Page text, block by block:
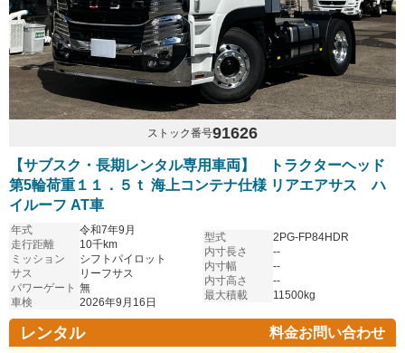
ストック番号91626
【サブスク・長期レンタル専用車両】 トラクターヘッド
第5輪荷重１１．５ｔ 海上コンテナ仕様 リアエアサス ハ
イルーフ AT車
年式
令和7年9月
走行距離
10千km
ミッション
シフトパイロット
サス
リーフサス
パワーゲート 無
車検
2026年9月16日
型式
2PG-FP84HDR
内寸長さ
--
内寸幅
--
内寸高さ
--
最大積載
11500kg
レンタル 料金お問い合わせ